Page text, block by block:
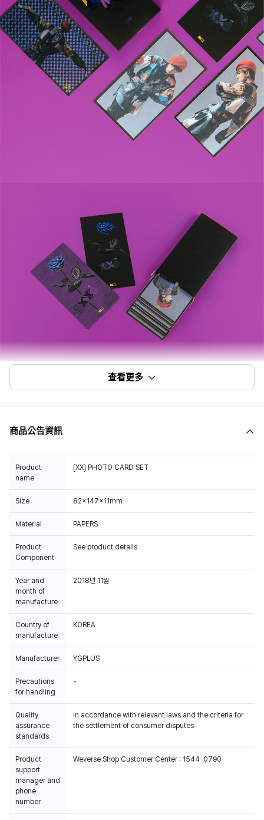
查看更多
商品公告資訊
Product
name
[XX] PHOTO CARD SET
Size 82x147x11mm
Material PAPERS
Product
Component
See product details
Year and
month of
manufacture
2018년 11월
Country of
manufacture
KOREA
Manufacturer YGPLUS
Precautions
for handling
-
Quality
assurance
standards
In accordance with relevant laws and the criteria for
the settlement of consumer disputes
Product
support
manager and
phone
number
Weverse Shop Customer Center : 1544-0790